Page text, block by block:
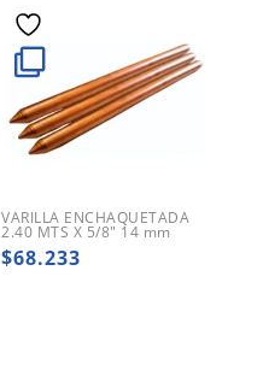
VARILLA ENCHAQUETADA
2.40 MTS X 5/8″ 14 mm
$68.233